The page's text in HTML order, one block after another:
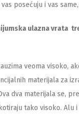
posećuju i vas
ulazna vrata
veoma visoko,
materijala za
dva materijala se,
tako visoko. Alu